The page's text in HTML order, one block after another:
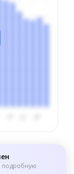
подробную